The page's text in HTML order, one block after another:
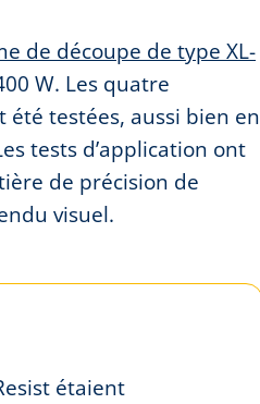
de découpe de type XL-
W. Les quatre
été testées, aussi bien en
tests d’application ont
de précision de
visuel.
étaient